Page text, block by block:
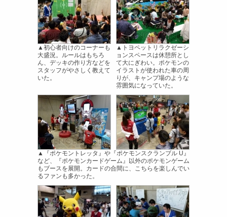
▲初心者向けのコーナーも
大盛況。ルールはもちろ
ん、デッキの作り方などを
スタッフがやさしく教えて
いた。
▲トヨペットリラクゼーシ
ョンスペースは休憩所とし
て大にぎわい。ポケモンの
イラストが使われた車の周
りが、キャンプ場のような
雰囲気になっていた。
▲『ポケモントレッタ』や『ポケモンスクランブル U』
など、『ポケモンカードゲーム』以外のポケモンゲーム
もブースを展開。カードの合間に、こちらを楽しんでい
るファンも多かった。